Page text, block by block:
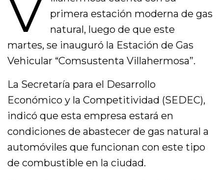
V primera estación moderna de gas
natural, luego de que este
martes, se inauguró la Estación de Gas
Vehicular “Comsustenta Villahermosa”.
La Secretaría para el Desarrollo
Económico y la Competitividad (SEDEC),
indicó que esta empresa estará en
condiciones de abastecer de gas natural a
automóviles que funcionan con este tipo
de combustible en la ciudad.